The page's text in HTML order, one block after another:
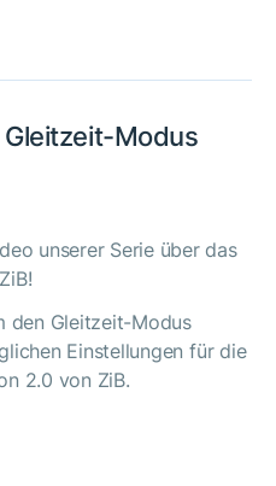
Gleitzeit-Modus
unserer Serie über das
den Gleitzeit-Modus
Einstellungen für die
2.0 von ZiB.